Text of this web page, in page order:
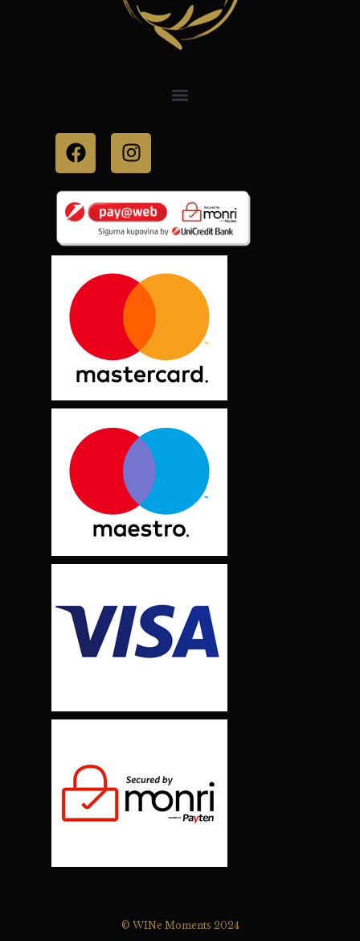
© WINe Moments 2024